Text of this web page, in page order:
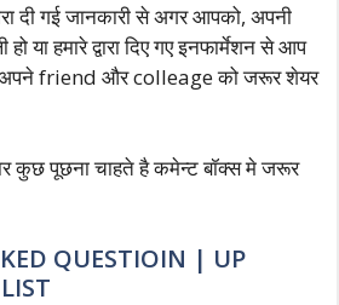
दी गई जानकारी से अगर आपको, अपनी
या हमारे द्वारा दिए गए इनफार्मेशन से आप
अपने friend और colleage को जरूर शेयर
कुछ पूछना चाहते है कमेन्ट बॉक्स मे जरूर
QUESTIOIN | UP